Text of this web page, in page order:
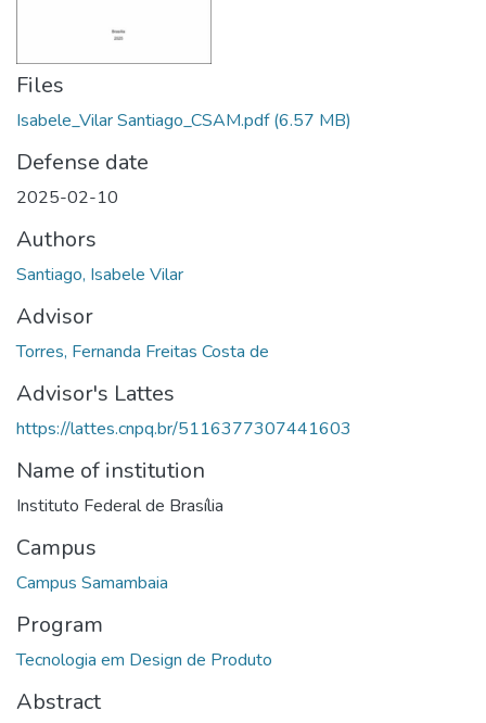
Files
Isabele_Vilar Santiago_CSAM.pdf(6.57 MB)
Defense date
2025-02-10
Authors
Santiago, Isabele Vilar
Advisor
Torres, Fernanda Freitas Costa de
Advisor's Lattes
https://lattes.cnpq.br/5116377307441603
Name of institution
Instituto Federal de Brasília
Campus
Campus Samambaia
Program
Tecnologia em Design de Produto
Abstract